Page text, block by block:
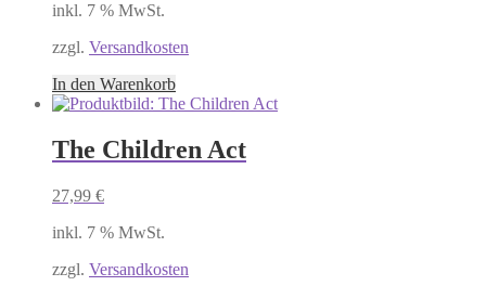
inkl. 7 % MwSt.
zzgl. Versandkosten
In den Warenkorb
The Children Act
27,99 €
inkl. 7 % MwSt.
zzgl. Versandkosten